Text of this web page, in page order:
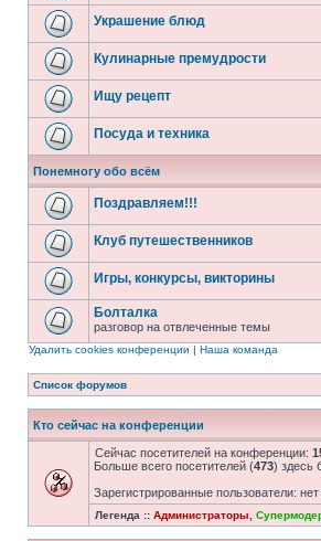
Украшение блюд
Кулинарные премудрости
Ищу рецепт
Посуда и техника
Понемногу обо всём
Поздравляем!!!
Клуб путешественников
Игры, конкурсы, викторины
Болталка
разговор на отвлеченные темы
Удалить cookies конференции | Наша команда
Список форумов
Кто сейчас на конференции
Сейчас посетителей на конференции:
Больше всего посетителей (473) здесь
Зарегистрированные пользователи:
Легенда :: Администраторы